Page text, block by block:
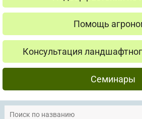
Помощь
Консультация
Семинары